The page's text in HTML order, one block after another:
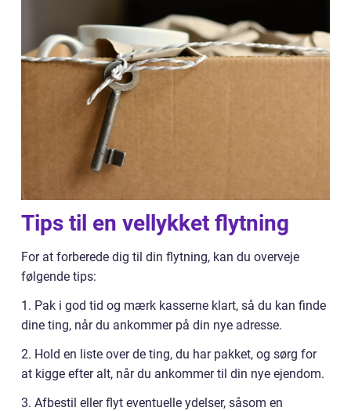
Tips til en vellykket flytning
For at forberede dig til din flytning, kan du overveje
følgende tips:
1. Pak i god tid og mærk kasserne klart, så du kan finde
dine ting, når du ankommer på din nye adresse.
2. Hold en liste over de ting, du har pakket, og sørg for
at kigge efter alt, når du ankommer til din nye ejendom.
3. Afbestil eller flyt eventuelle ydelser, såsom en